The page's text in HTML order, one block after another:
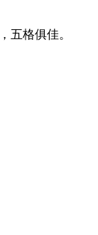
格俱佳。